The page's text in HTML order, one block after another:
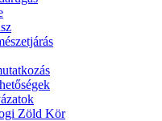
Zöld Kör